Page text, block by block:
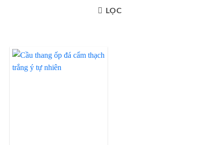
LỌC